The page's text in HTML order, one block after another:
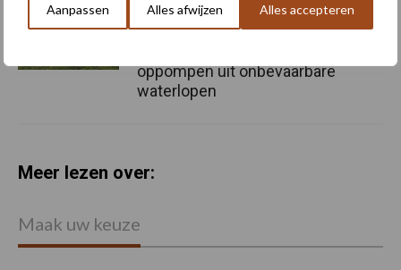
Aanpassen Alles afwijzen Alles accepteren
Provincie Antwerpen breidt
onttrekkingsverbod uit:
oppompen uit onbevaarbare
waterlopen
Meer lezen over:
Maak uw keuze